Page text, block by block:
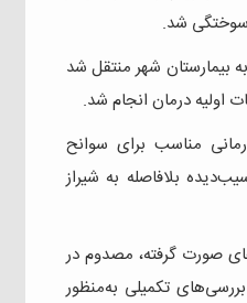
سوختگی شد.
بیمارستان شهر منتقل شد
اولیه درمان انجام شد.
مناسب برای سوانح
بلافاصله به شیراز
صورت گرفته، مصدوم در
تکمیلی به‌منظور